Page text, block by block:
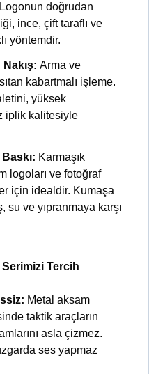
doğrudan
ince, çift taraflı ve
yöntemdir.
Arma ve
kabartmalı işleme.
yüksek
iplik kalitesiyle
Karmaşık
logoları ve fotoğraf
için idealdir. Kumaşa
su ve yıpranmaya karşı
Tercih
Metal aksam
taktik araçların
asla çizmez.
ses yapmaz